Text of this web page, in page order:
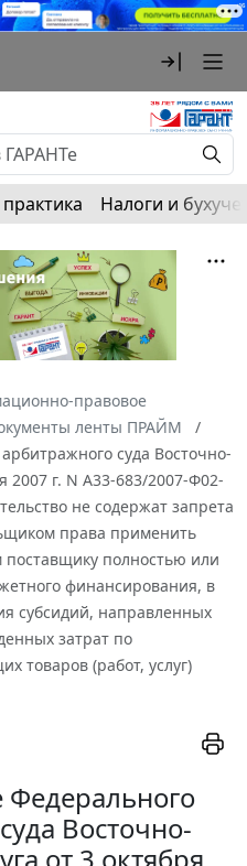
Налоги и
правовое
ленты ПРАЙМ
суда Восточно-
2007 г. N А33-683/2007-Ф02-
не содержат запрета
права применить
поставщику полностью или
финансирования, в
субсидий, направленных
затрат по
товаров (работ, услуг)
Федерального
Восточно-